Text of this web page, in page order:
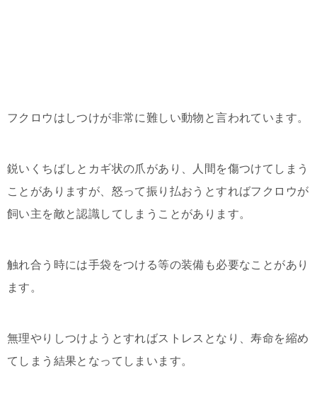
フクロウはしつけが非常に難しい動物と言われています。
鋭いくちばしとカギ状の爪があり、人間を傷つけてしまう
ことがありますが、怒って振り払おうとすればフクロウが
飼い主を敵と認識してしまうことがあります。
触れ合う時には手袋をつける等の装備も必要なことがあり
ます。
無理やりしつけようとすればストレスとなり、寿命を縮め
てしまう結果となってしまいます。